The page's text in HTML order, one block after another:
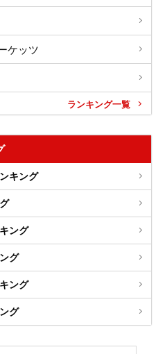
ケッツ
ランキング一覧
キング
ング
グ
ング
グ